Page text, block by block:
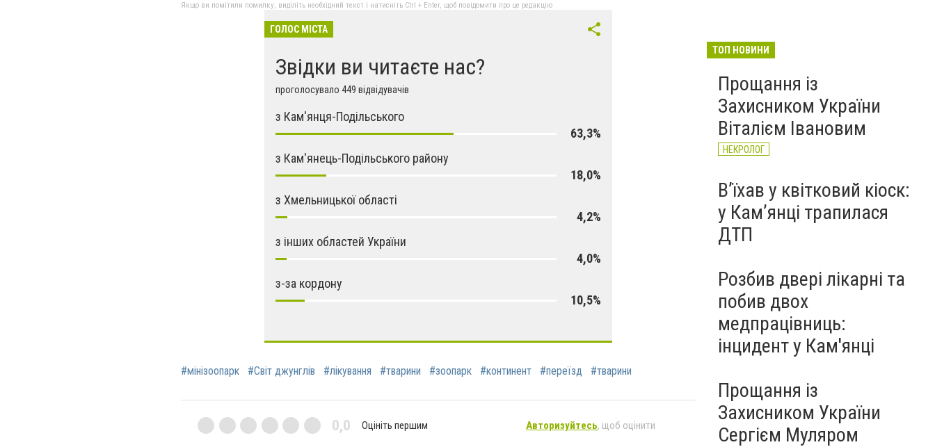
Якщо ви помітили помилку, виділіть необхідний текст і натисніть Ctrl + Enter, щоб повідомити про це редакцію
ГОЛОС МІСТА
Звідки ви читаєте нас?
проголосувало 449 відвідувачів
з Кам'янця-Подільського
63,3%
з Кам'янець-Подільського району
18,0%
з Хмельницької області
4,2%
з інших областей України
4,0%
з-за кордону
10,5%
#мінізоопарк #Світ джунглів #лікування #тварини #зоопарк #континент #переїзд #тварини
0,0 Оцініть першим Авторизуйтесь, щоб оцінити
ТОП НОВИНИ
Прощання із
Захисником України
Віталієм Івановим
НЕКРОЛОГ
Вʼїхав у квітковий кіоск:
у Камʼянці трапилася
ДТП
Розбив двері лікарні та
побив двох
медпрацівниць:
інцидент у Кам'янці
Прощання із
Захисником України
Сергієм Муляром